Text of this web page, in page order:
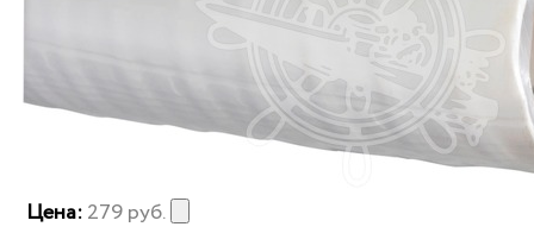
Цена:279руб.